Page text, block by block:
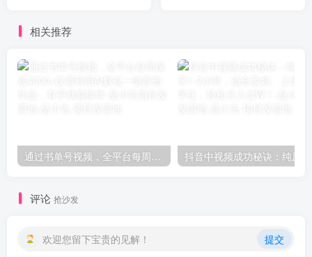
相关推荐
通过书单号视频，全平台每周保底4000+仅需利用AI解说一键原创作品，有手就能操作-品小先项目发源地
评论 抢沙发
欢迎您留下宝贵的见解！ 提交